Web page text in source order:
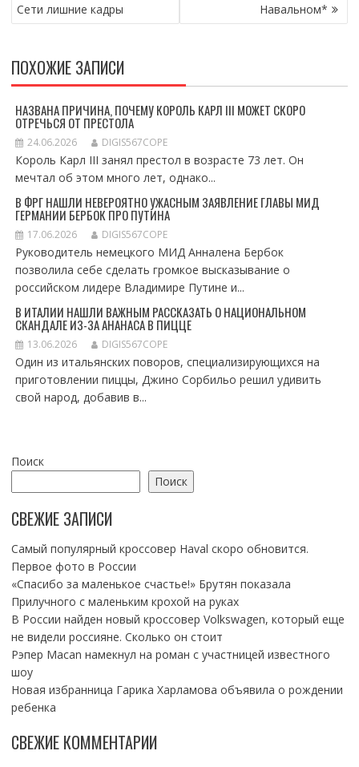
Сети лишние кадры
Навальном*
ПОХОЖИЕ ЗАПИСИ
НАЗВАНА ПРИЧИНА, ПОЧЕМУ КОРОЛЬ КАРЛ III МОЖЕТ СКОРО
ОТРЕЧЬСЯ ОТ ПРЕСТОЛА
24.06.2026 DIGIS567COPE
Король Карл III занял престол в возрасте 73 лет. Он
мечтал об этом много лет, однако...
В ФРГ НАШЛИ НЕВЕРОЯТНО УЖАСНЫМ ЗАЯВЛЕНИЕ ГЛАВЫ МИД
ГЕРМАНИИ БЕРБОК ПРО ПУТИНА
17.06.2026 DIGIS567COPE
Руководитель немецкого МИД Анналена Бербок
позволила себе сделать громкое высказывание о
российском лидере Владимире Путине и...
В ИТАЛИИ НАШЛИ ВАЖНЫМ РАССКАЗАТЬ О НАЦИОНАЛЬНОМ
СКАНДАЛЕ ИЗ-ЗА АНАНАСА В ПИЦЦЕ
13.06.2026 DIGIS567COPE
Один из итальянских поворов, специализирующихся на
приготовлении пиццы, Джино Сорбильо решил удивить
свой народ, добавив в...
Поиск
Поиск
СВЕЖИЕ ЗАПИСИ
Самый популярный кроссовер Haval скоро обновится.
Первое фото в России
«Спасибо за маленькое счастье!» Брутян показала
Прилучного с маленьким крохой на руках
В России найден новый кроссовер Volkswagen, который еще
не видели россияне. Сколько он стоит
Рэпер Macan намекнул на роман с участницей известного
шоу
Новая избранница Гарика Харламова объявила о рождении
ребенка
СВЕЖИЕ КОММЕНТАРИИ